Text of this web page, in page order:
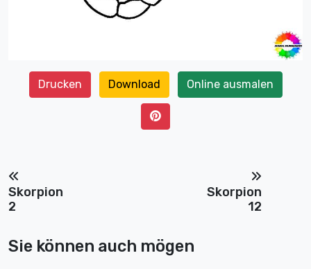
Drucken Download Online ausmalen
Skorpion
2
Skorpion
12
Sie können auch mögen